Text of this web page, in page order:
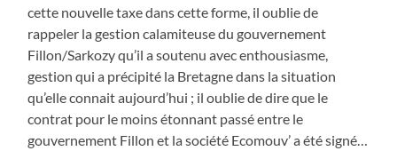
cette nouvelle taxe dans cette forme, il oublie de
rappeler la gestion calamiteuse du gouvernement
Fillon/Sarkozy qu’il a soutenu avec enthousiasme,
gestion qui a précipité la Bretagne dans la situation
qu’elle connait aujourd’hui ; il oublie de dire que le
contrat pour le moins étonnant passé entre le
gouvernement Fillon et la société Ecomouv’ a été signé…